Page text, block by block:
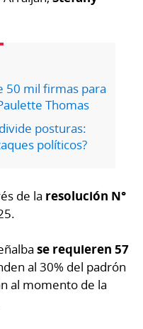
50 mil firmas para
Thomas
posturas:
políticos?
de la resolución N°
se requieren 57
al 30% del padrón
al momento de la